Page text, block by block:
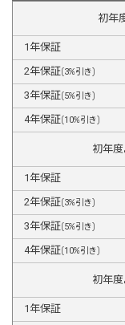
初年
1年保証
2年保証(3%引き)
3年保証(5%引き)
4年保証(10%引き)
初年度
1年保証
2年保証(3%引き)
3年保証(5%引き)
4年保証(10%引き)
初年度
1年保証